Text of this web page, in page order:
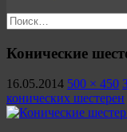
Найти:
Конические
16.05.2014 500 × 450
конических шестерен